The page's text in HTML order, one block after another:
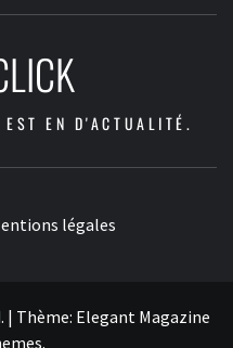
EN D'ACTUALITÉ.
légales
| Thème: Elegant Magazine
.